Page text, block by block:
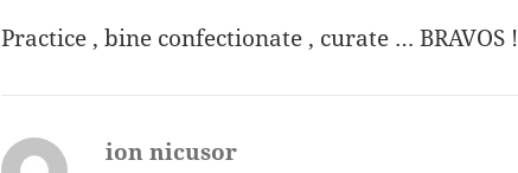
Practice , bine confectionate , curate … BRAVOS !
ion nicusor